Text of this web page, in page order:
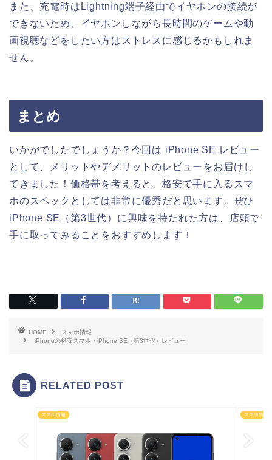
また、充電時はLightning端子経由でイヤホンの接続が
できないため、イヤホンしながら長時間のゲームや動
画視聴などをしたい方はストレスに感じるかもしれま
せん。
まとめ
いかがでしたでしょうか？今回は iPhone SE レビュー
として、メリットやデメリットのレビューをお届けし
てきました！価格帯を考えると、格安で手に入るスマ
ホのスペックとしては非常に優秀だと思います。ぜひ
iPhone SE（第3世代）に興味を持たれた方は、店頭で
手に取ってみることをおすすめします！
HOME
スマホ情報
iPhoneの格安スマホ・iPhone SE（第3世代）レビュー
RELATED POST
スマホ情報 スマホ情報